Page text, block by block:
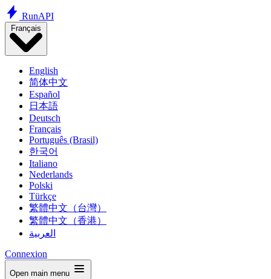
RunAPI
Français
English
简体中文
Español
日本語
Deutsch
Français
Português (Brasil)
한국어
Italiano
Nederlands
Polski
Türkçe
繁體中文（台灣）
繁體中文（香港）
العربية
Connexion
Open main menu